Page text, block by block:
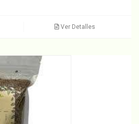
Ver Detalles